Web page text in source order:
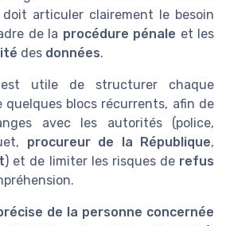
articuler clairement le besoin
de la procédure pénale et les
des données.
utile de structurer chaque
quelques blocs récurrents, afin de
avec les autorités (police,
procureur de la République,
) et de limiter les risques de refus
de la personne concernée